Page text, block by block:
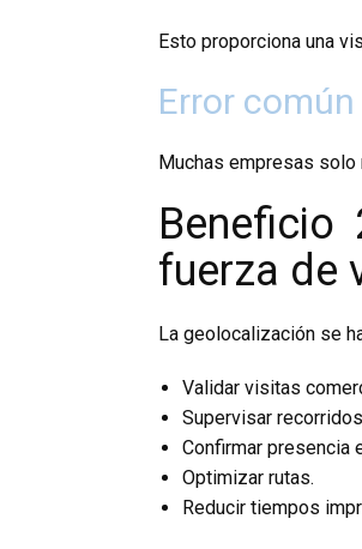
Esto proporciona una
Error común
Muchas empresas solo
Beneficio
fuerza de
La geolocalización se
Validar visitas
Supervisar
Confirmar presencia
Optimizar rutas.
Reducir tiempos